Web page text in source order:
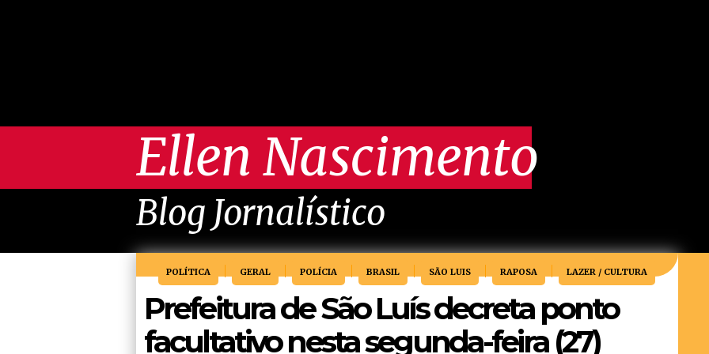
Ellen Nascimento
Blog Jornalístico
POLÍTICA GERAL POLÍCIA BRASIL SÃO LUIS RAPOSA LAZER / CULTURA
Prefeitura de São Luís decreta ponto
facultativo nesta segunda-feira (27)